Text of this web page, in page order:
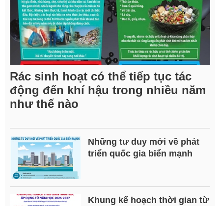
Rác sinh hoạt có thể tiếp tục tác
động đến khí hậu trong nhiều năm
như thế nào
Những tư duy mới về phát
triển quốc gia biển mạnh
Khung kế hoạch thời gian từ